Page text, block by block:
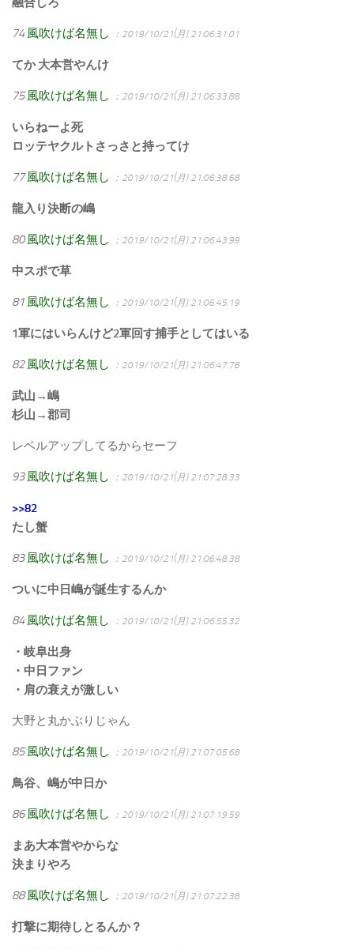
74 風吹けば名無し ：2019/10/21(月) 21:06:31.01
てか 大本営やんけ
75 風吹けば名無し ：2019/10/21(月) 21:06:33.88
いらねーよ死
ロッテヤクルトさっさと持ってけ
77 風吹けば名無し ：2019/10/21(月) 21:06:38.68
龍入り決断の嶋
80 風吹けば名無し ：2019/10/21(月) 21:06:43.99
中スポで草
81 風吹けば名無し ：2019/10/21(月) 21:06:45.19
1軍にはいらんけど2軍回す捕手としてはいる
82 風吹けば名無し ：2019/10/21(月) 21:06:47.78
武山→嶋
杉山→郡司
レベルアップしてるからセーフ
93 風吹けば名無し ：2019/10/21(月) 21:07:28.33
>>82
たし蟹
83 風吹けば名無し ：2019/10/21(月) 21:06:48.38
ついに中日嶋が誕生するんか
84 風吹けば名無し ：2019/10/21(月) 21:06:55.32
・岐阜出身
・中日ファン
・肩の衰えが激しい
大野と丸かぶりじゃん
85 風吹けば名無し ：2019/10/21(月) 21:07:05.68
鳥谷、嶋が中日か
86 風吹けば名無し ：2019/10/21(月) 21:07:19.59
まあ大本営やからな
決まりやろ
88 風吹けば名無し ：2019/10/21(月) 21:07:22.38
打撃に期待しとるんか？